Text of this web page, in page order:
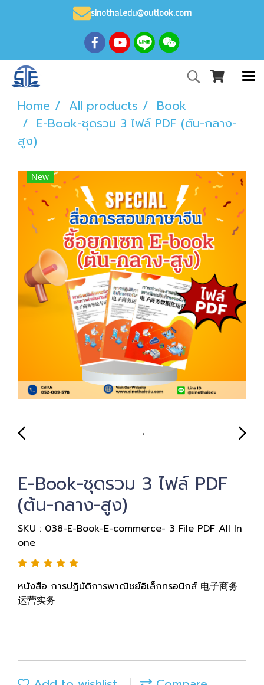
sinothai.edu@outlook.com
Home All products
Book
E-Book-ชุดรวม 3 ไฟล์ PDF (ต้น-กลาง-
สูง)
New
E-Book-ชุดรวม 3 ไฟล์ PDF
(ต้น-กลาง-สูง)
SKU : 038-E-Book-E-commerce- 3 File PDF All In
one
หนังสือ การปฏิบัติการพาณิชย์อิเล็กทรอนิกส์ 电子商务
运营实务